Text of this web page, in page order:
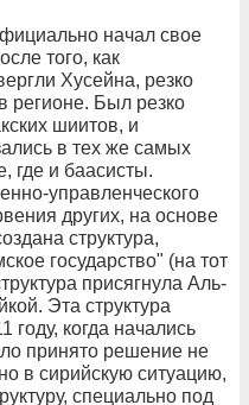
начал свое
того, как
Хусейна, резко
регионе. Был резко
шиитов, и
в тех же самых
где и баасисты.
управленческого
других, на основе
структура,
государство" (на тот
присягнула Аль-
Эта структура
году, когда начались
принято решение не
в сирийскую ситуацию,
специально под